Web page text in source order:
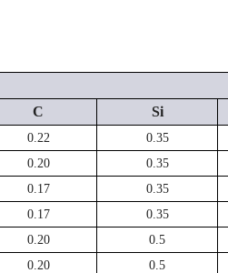
C
Si
0.22 0.35
0.20 0.35
0.17 0.35
0.17 0.35
0.20 0.5
0.20 0.5